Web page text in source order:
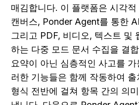
매김합니다. 이 플랫폼은 시각
캔버스, Ponder Agent를 통한
그리고 PDF, 비디오, 텍스트 및
하는 다중 모드 문서 수집을 결
요약이 아닌 심층적인 사고를
러한 기능들은 함께 작동하여
형식 전반에 걸쳐 항목 간의 의